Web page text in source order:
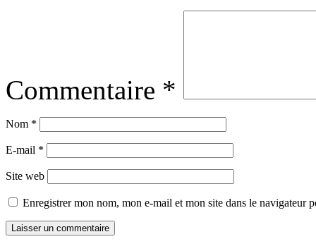
Commentaire *
Nom *
E-mail *
Site web
Enregistrer mon nom, mon e-mail et mon site dans le navigateur